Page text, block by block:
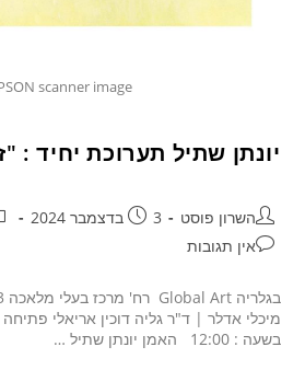
scanner image
יונתן שתיל תערוכת יחיד
השרון פוסט 3 בדצמבר 2024
אין תגובות
בשעה : 12:00 האמן יונתן שתיל …